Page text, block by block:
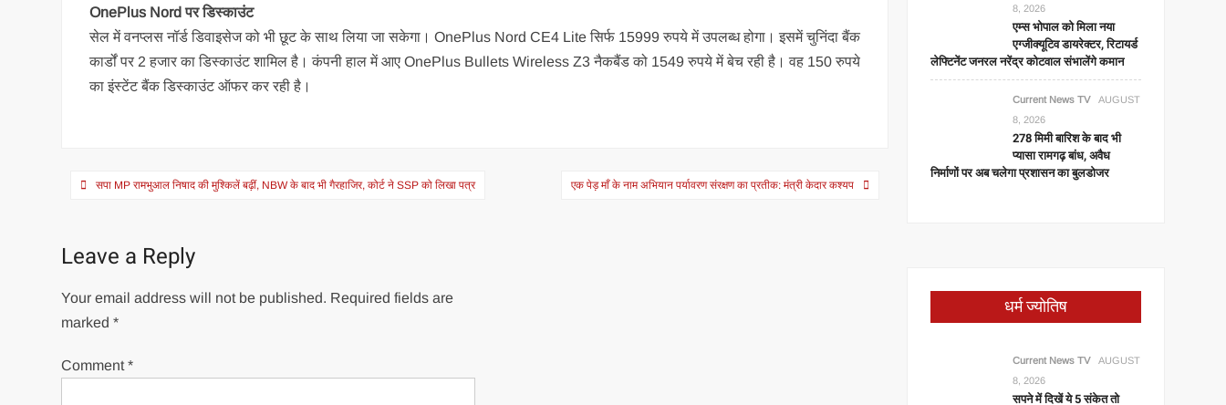
OnePlus Nord पर डिस्‍काउंट
सेल में वनप्‍लस नॉर्ड डिवाइसेज को भी छूट के साथ लिया जा सकेगा। OnePlus Nord CE4 Lite सिर्फ 15999 रुपये में उपलब्‍ध होगा। इसमें चुनिंदा बैंक
कार्डों पर 2 हजार का डिस्‍काउंट शामिल है। कंपनी हाल में आए OnePlus Bullets Wireless Z3 नैकबैंड को 1549 रुपये में बेच रही है। वह 150 रुपये
का इंस्‍टेंट बैंक डिस्‍काउंट ऑफर कर रही है।
Post
सपा MP रामभुआल निषाद की मुश्किलें बढ़ीं, NBW के बाद भी गैरहाजिर, कोर्ट ने SSP को लिखा पत्र एक पेड़ माँ के नाम अभियान पर्यावरण संरक्षण का प्रतीक: मंत्री केदार कश्यप
Leave a Reply
Your email address will not be published. Required fields are
marked*
Comment*
8, 2026
एम्स भोपाल को मिला नया
एग्जीक्यूटिव डायरेक्टर, रिटायर्ड
लेफ्टिनेंट जनरल नरेंद्र कोटवाल संभालेंगे कमान
Current News TV
AUGUST
8, 2026
278 मिमी बारिश के बाद भी
प्यासा रामगढ़ बांध, अवैध
निर्माणों पर अब चलेगा प्रशासन का बुलडोजर
धर्म ज्योतिष
Current News TV
AUGUST
8, 2026
सपने में दिखें ये 5 संकेत तो